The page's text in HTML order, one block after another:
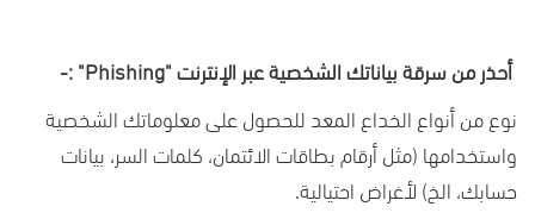
أحذر من سرقة بياناتك الشخصية عبر الإنترنت "Phishing
" :-
نوع من أنواع الخداع المعد للحصول على معلوماتك الشخصية
واستخدامها (مثل أرقام بطاقات الائتمان، كلمات السر، بيانات
حسابك، الخ) لأغراض احتيالية.